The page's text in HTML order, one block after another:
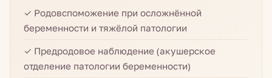
✓ Родовспоможение при осложнённой
беременности и тяжёлой патологии
✓ Предродовое наблюдение (акушерское
отделение патологии беременности)